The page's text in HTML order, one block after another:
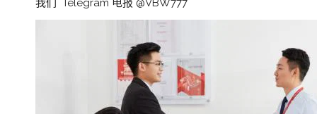
我们 Telegram 电报 @VBW777